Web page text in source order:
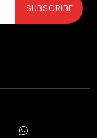
SUBSCRIBE